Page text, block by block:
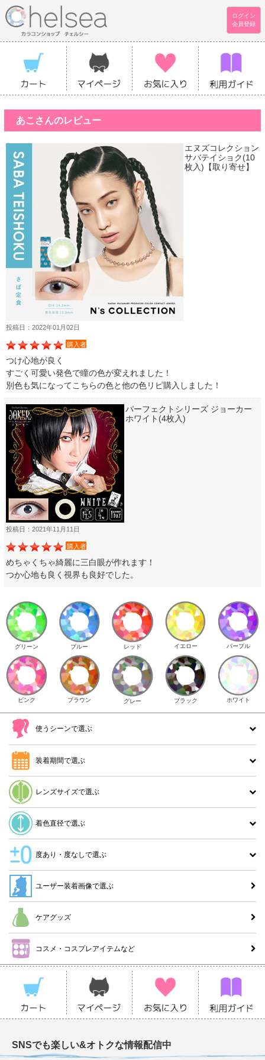
ログイン
会員登録
あこさんのレビュー
エヌズコレクション
サバテイショク(10
枚入)【取り寄せ】
投稿日：2022年01月02日
購入者
つけ心地が良く
すごく可愛い発色で瞳の色が変えれました！
別色も気になってこちらの色と他の色リピ購入しました！
パーフェクトシリーズ ジョーカー
ホワイト(4枚入)
投稿日：2021年11月11日
購入者
めちゃくちゃ綺麗に三白眼が作れます！
つか心地も良く視界も良好でした。
グリーン ブルー レッド イエロー パープル
ピンク ブラウン グレー ブラック ホワイト
使うシーンで選ぶ
装着期間で選ぶ
レンズサイズで選ぶ
着色直径で選ぶ
度あり・度なしで選ぶ
ユーザー装着画像で選ぶ
ケアグッズ
コスメ・コスプレアイテムなど
SNSでも楽しい&オトクな情報配信中